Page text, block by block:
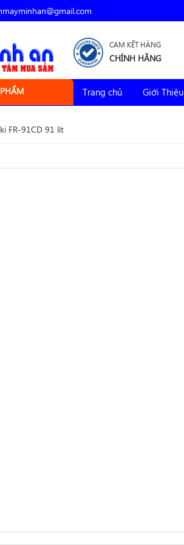
CAM KẾT HÀNG
CHÍNH HÃNG
Trang chủ Giới Thiệu
FR-91CD 91 lít